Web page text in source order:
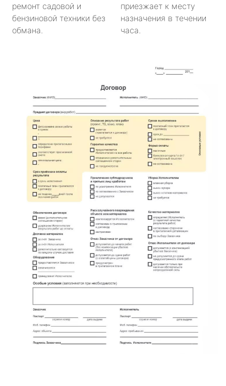
ремонт садовой и
бензиновой техники без
обмана.
приезжает к месту
назначения в течении
часа.